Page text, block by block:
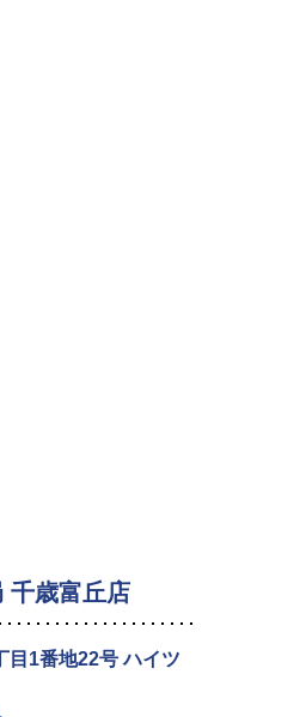
千歳富丘店
目1番地22号 ハイツ